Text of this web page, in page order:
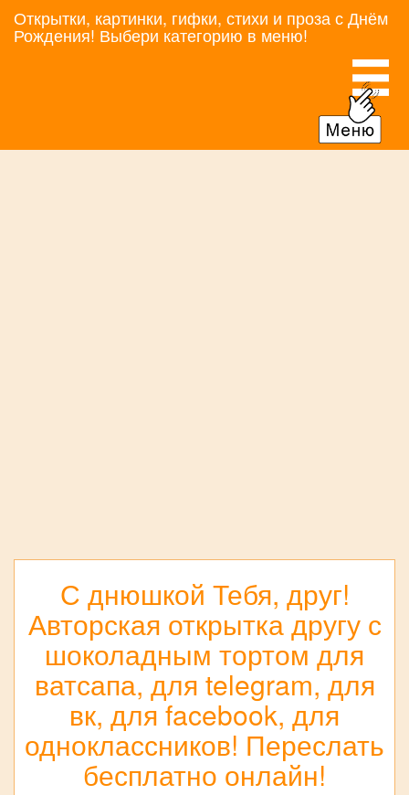
Открытки, картинки, гифки, стихи и проза с Днём
Рождения! Выбери категорию в меню!
С днюшкой Тебя, друг!
Авторская открытка другу с
шоколадным тортом для
ватсапа, для telegram, для
вк, для facebook, для
одноклассников! Переслать
бесплатно онлайн!